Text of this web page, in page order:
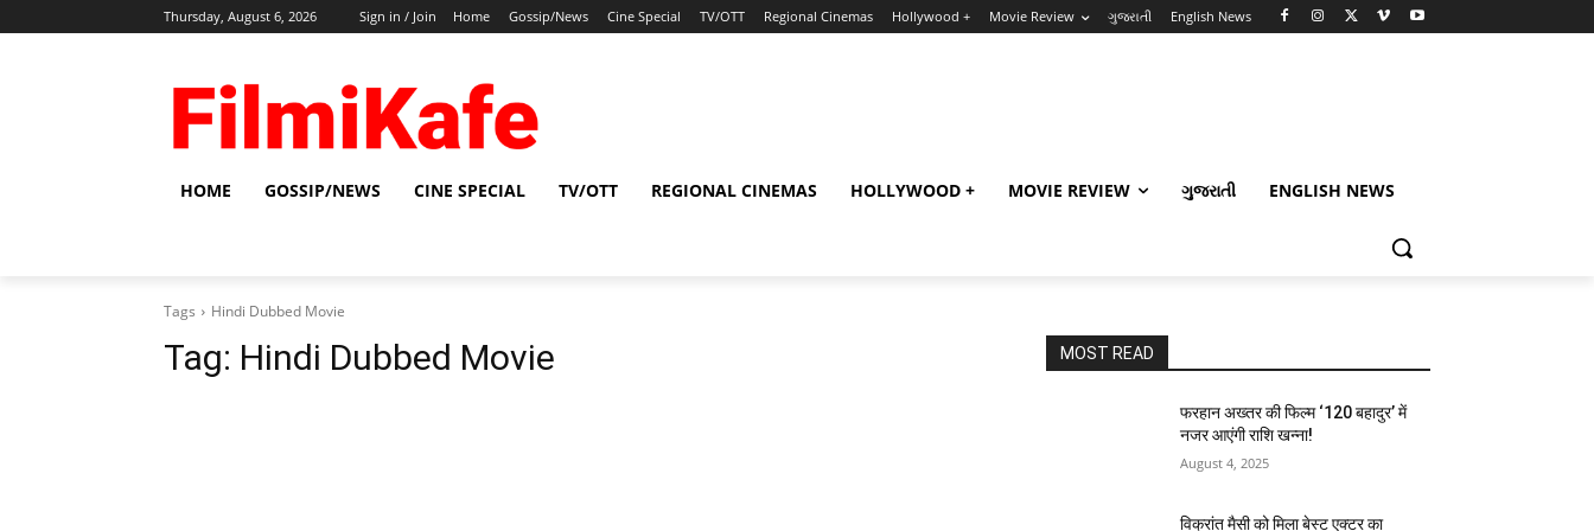
Thursday, August 6, 2026 Sign in / Join Home Gossip/News Cine Special TV/OTT Regional Cinemas Hollywood + Movie Review ગુજરાતી English News
HOME GOSSIP/NEWS CINE SPECIAL TV/OTT REGIONAL CINEMAS HOLLYWOOD + MOVIE REVIEW ગુજરાતી ENGLISH NEWS
Tags Hindi Dubbed Movie
Tag: Hindi Dubbed Movie MOST READ
फरहान अख्तर की फिल्म ‘120 बहादुर’ में
नजर आएंगी राशि खन्ना!
August 4, 2025
विक्रांत मैसी को मिला बेस्ट एक्टर का